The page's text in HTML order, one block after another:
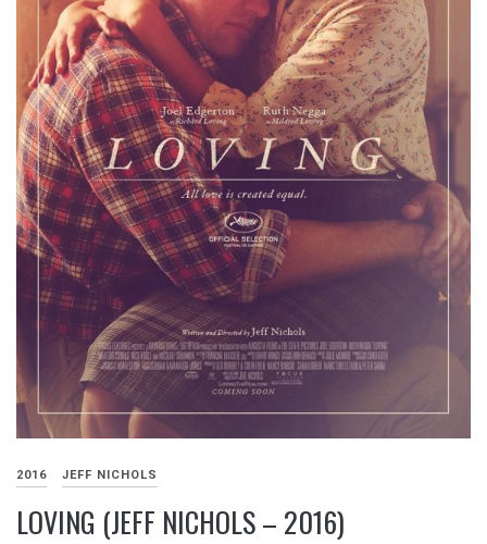
2016 JEFF NICHOLS
LOVING (JEFF NICHOLS – 2016)